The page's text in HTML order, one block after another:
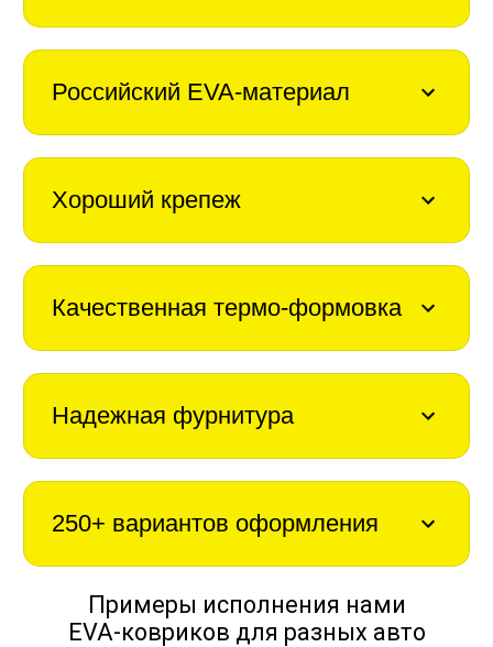
Российский EVA-материал
Хороший крепеж
Качественная термо-формовка
Надежная фурнитура
250+ вариантов оформления
Примеры исполнения нами
EVA-ковриков для разных авто